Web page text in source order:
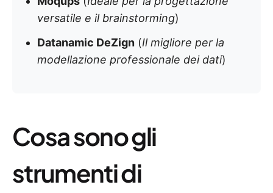
versatile e il brainstorming)
Datanamic DeZign (Il migliore per la
modellazione professionale dei dati)
Cosa sono gli
strumenti di